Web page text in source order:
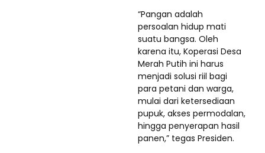
“Pangan adalah
persoalan hidup mati
suatu bangsa. Oleh
karena itu, Koperasi Desa
Merah Putih ini harus
menjadi solusi riil bagi
para petani dan warga,
mulai dari ketersediaan
pupuk, akses permodalan,
hingga penyerapan hasil
panen,” tegas Presiden.